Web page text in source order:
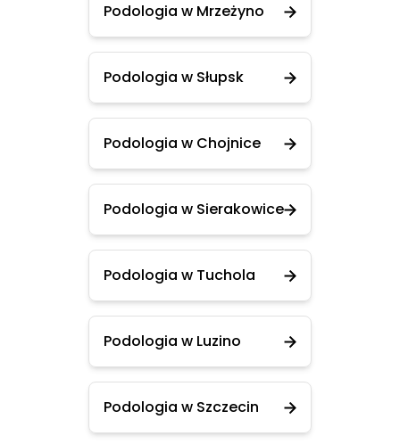
Podologia w Mrzeżyno
Podologia w Słupsk
Podologia w Chojnice
Podologia w Sierakowice
Podologia w Tuchola
Podologia w Luzino
Podologia w Szczecin